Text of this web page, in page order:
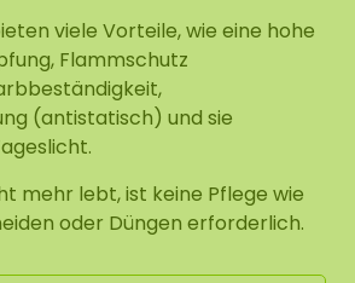
viele Vorteile, wie eine hohe
Flammschutz
(antistatisch) und sie
mehr lebt, ist keine Pflege wie
oder Düngen erforderlich.